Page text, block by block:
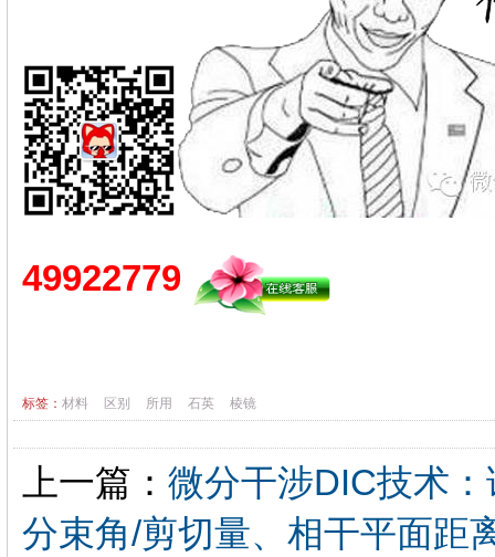
49922779
标签： 材料 区别 所用 石英 棱镜
上一篇： 微分干涉DIC技术
分束角/剪切量、相干平面距